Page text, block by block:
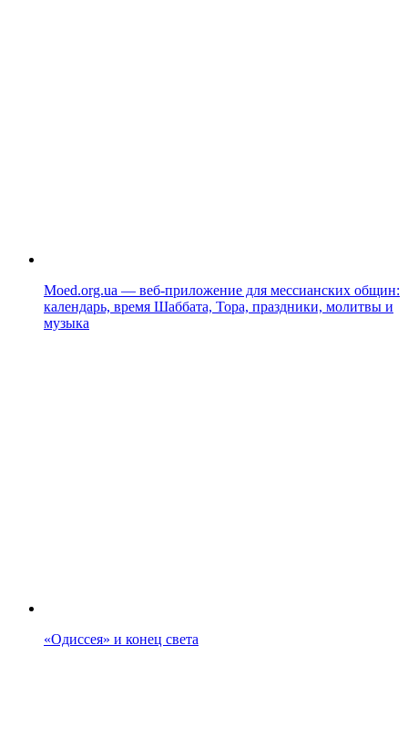
Moed.org.ua — веб-приложение для мессианских общин:
календарь, время Шаббата, Тора, праздники, молитвы и
музыка
«Одиссея» и конец света